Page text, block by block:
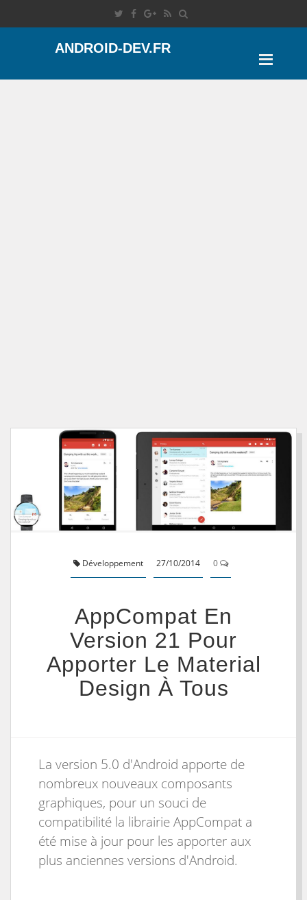
ANDROID-DEV.FR
Développement 27/10/2014 0
AppCompat En
Version 21 Pour
Apporter Le Material
Design À Tous
La version 5.0 d'Android apporte de
nombreux nouveaux composants
graphiques, pour un souci de
compatibilité la librairie AppCompat a
été mise à jour pour les apporter aux
plus anciennes versions d'Android.